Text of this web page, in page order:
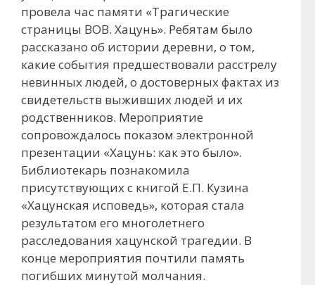
провела час памяти «Трагические
страницы ВОВ. Хацунь». Ребятам было
рассказано об истории деревни, о том,
какие события предшествовали расстрелу
невинных людей, о достоверных фактах из
свидетельств выживших людей и их
родственников. Мероприятие
сопровождалось показом электронной
презентации «Хацунь: как это было».
Библиотекарь познакомила
присутствующих с книгой Е.П. Кузина
«Хацунская исповедь», которая стала
результатом его многолетнего
расследования хацунской трагедии. В
конце мероприятия почтили память
погибших минутой молчания.